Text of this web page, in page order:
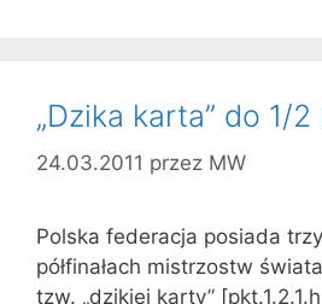
„Dzika karta” do 1/2
24.03.2011 przez MW
Polska federacja posiada
półfinałach mistrzostw
tzw. „dzikiej karty”